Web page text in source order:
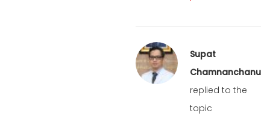
Supat
Chamnanchanunt
replied to the
topic